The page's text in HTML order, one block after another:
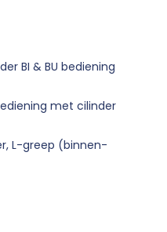
BI & BU bediening
met cilinder
L-greep (binnen-